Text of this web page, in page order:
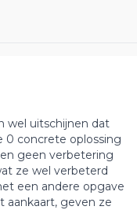
wel uitschijnen dat
0 concrete oplossing
geen verbetering
ze wel verbeterd
een andere opgave
aankaart, geven ze